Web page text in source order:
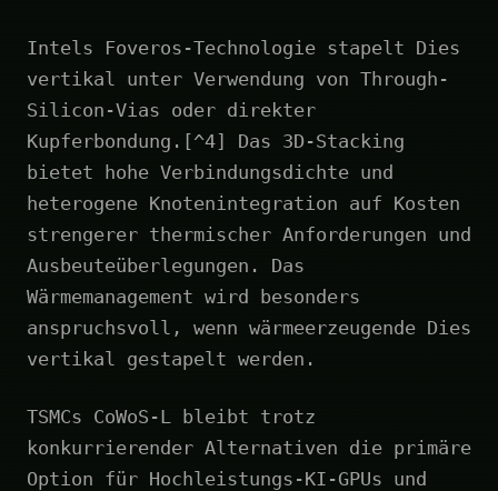
Intels Foveros-Technologie stapelt Dies
vertikal unter Verwendung von Through-
Silicon-Vias oder direkter
Kupferbondung.[^4] Das 3D-Stacking
bietet hohe Verbindungsdichte und
heterogene Knotenintegration auf Kosten
strengerer thermischer Anforderungen und
Ausbeuteüberlegungen. Das
Wärmemanagement wird besonders
anspruchsvoll, wenn wärmeerzeugende Dies
vertikal gestapelt werden.
TSMCs CoWoS-L bleibt trotz
konkurrierender Alternativen die primäre
Option für Hochleistungs-KI-GPUs und